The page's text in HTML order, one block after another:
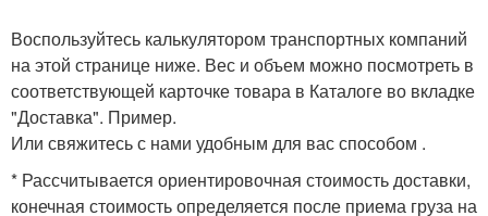
Воспользуйтесь калькулятором транспортных компаний
на этой странице ниже. Вес и объем можно посмотреть в
соответствующей карточке товара в Каталоге во вкладке
"Доставка". Пример.
Или свяжитесь с нами удобным для вас способом .
* Рассчитывается ориентировочная стоимость доставки,
конечная стоимость определяется после приема груза на